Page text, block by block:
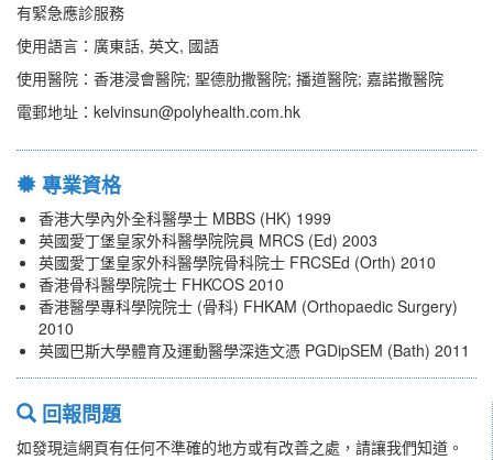
有緊急應診服務
使用語言：廣東話, 英文, 國語
使用醫院：香港浸會醫院; 聖德肋撒醫院; 播道醫院; 嘉諾撒醫院
電郵地址：kelvinsun@polyhealth.com.hk
專業資格
香港大學內外全科醫學士 MBBS (HK) 1999
英國愛丁堡皇家外科醫學院院員 MRCS (Ed) 2003
英國愛丁堡皇家外科醫學院骨科院士 FRCSEd (Orth) 2010
香港骨科醫學院院士 FHKCOS 2010
香港醫學專科學院院士 (骨科) FHKAM (Orthopaedic Surgery)
2010
英國巴斯大學體育及運動醫學深造文憑 PGDipSEM (Bath) 2011
回報問題
如發現這網頁有任何不準確的地方或有改善之處，請讓我們知道。